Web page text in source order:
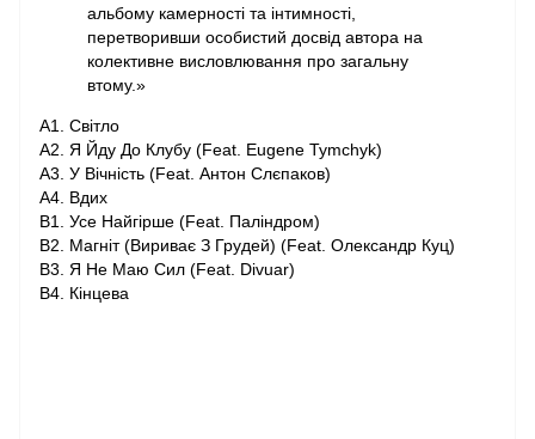
альбому камерності та інтимності,
перетворивши особистий досвід автора на
колективне висловлювання про загальну
втому.»
A1. Світло
A2. Я Йду До Клубу (Feat. Eugene Tymchyk)
A3. У Вічність (Feat. Антон Слєпаков)
A4. Вдих
B1. Усе Найгірше (Feat. Паліндром)
B2. Магніт (Вириває З Грудей) (Feat. Олександр Куц)
B3. Я Не Маю Сил (Feat. Divuar)
B4. Кінцева